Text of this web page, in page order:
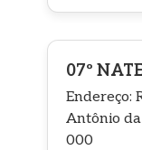
07º
Endereço:
Antônio
000